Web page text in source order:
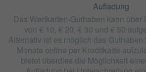
Aufladung
Das Wertkarten-Guthaben kann
von € 10, € 20, € 30 und € 50
Alternativ ist es möglich das Guthaben
Monate online per Kreditkarte
bietet überdies die Möglichkeit